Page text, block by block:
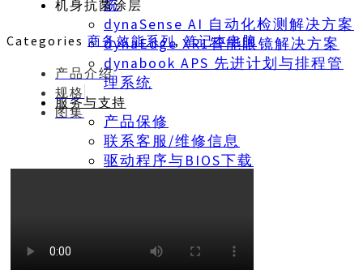
統
dynaSense AI 自动化检测解决方案
dynaEdge XR1智能眼镜解决方案
dynabook APS 先进计划与排程管
理系统
服务与支持
产品保修
联系客服/维修信息
驱动程序与BIOS下载
环境活动
机身抗菌涂层
Categories 商务效能系列,笔记本电脑
产品介绍
规格
图集